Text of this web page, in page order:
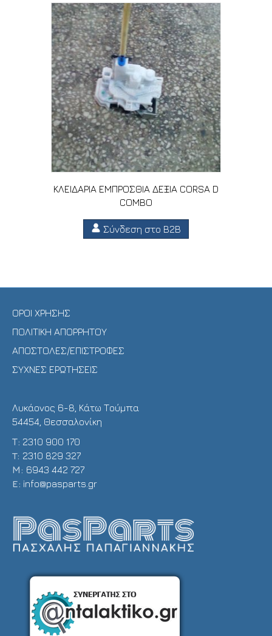
ΚΛΕΙΔΑΡΙΑ ΕΜΠΡΟΣΘΙΑ ΔΕΞΙΑ CORSA D
COMBO
Σύνδεση στο B2B
ΟΡΟΙ ΧΡΗΣΗΣ
ΠΟΛΙΤΙΚΗ ΑΠΟΡΡΗΤΟΥ
ΑΠΟΣΤΟΛΕΣ/ΕΠΙΣΤΡΟΦΕΣ
ΣΥΧΝΕΣ ΕΡΩΤΗΣΕΙΣ
Λυκάονος 6-8, Κάτω Τούμπα
54454, Θεσσαλονίκη
Τ: 2310 900 170
T: 2310 829 327
Μ: 6943 442 727
E: info@pasparts.gr